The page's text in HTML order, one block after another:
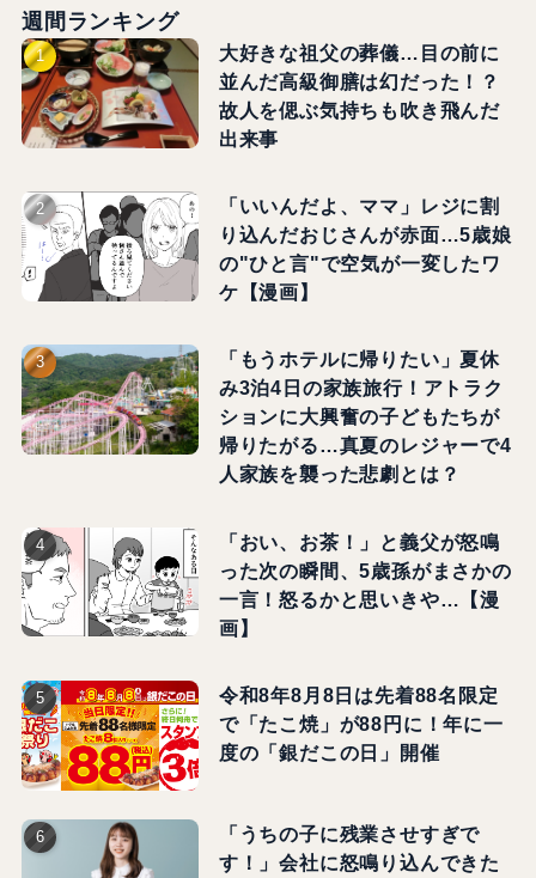
週間ランキング
大好きな祖父の葬儀…目の前に
並んだ高級御膳は幻だった！？
故人を偲ぶ気持ちも吹き飛んだ
出来事
「いいんだよ、ママ」レジに割
り込んだおじさんが赤面…5歳娘
の"ひと言"で空気が一変したワ
ケ【漫画】
「もうホテルに帰りたい」夏休
み3泊4日の家族旅行！アトラク
ションに大興奮の子どもたちが
帰りたがる…真夏のレジャーで4
人家族を襲った悲劇とは？
「おい、お茶！」と義父が怒鳴
った次の瞬間、5歳孫がまさかの
一言！怒るかと思いきや…【漫
画】
令和8年8月8日は先着88名限定
で「たこ焼」が88円に！年に一
度の「銀だこの日」開催
「うちの子に残業させすぎで
す！」会社に怒鳴り込んできた